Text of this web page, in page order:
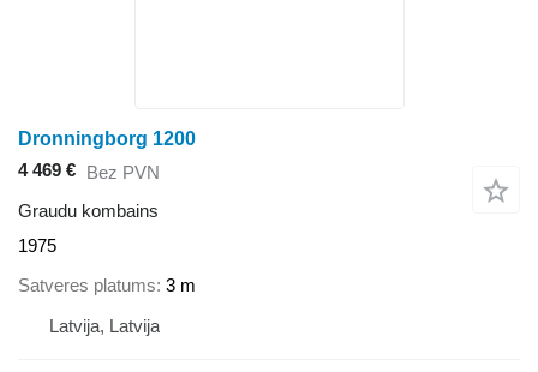
Dronningborg 1200
4 469 € Bez PVN
Graudu kombains
1975
Satveres platums 3 m
Latvija, Latvija